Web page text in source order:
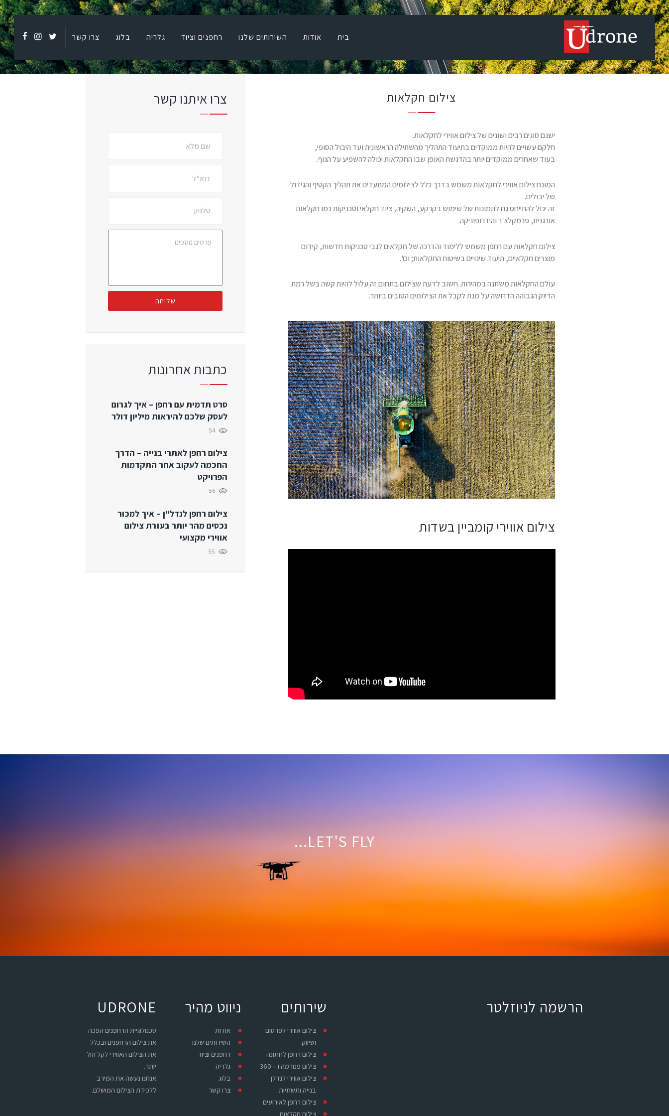
בית אודות השירותים שלנו רחפנים וציוד גלריה בלוג צרו קשר
בית
השירותים שלנו
גלריה
בלוג
צרו קשר
צילום חקלאות
ישנם סוגים רבים ושונים של צילום אווירי לחקלאות.
חלקם עשויים להיות ממוקדים בתיעוד התהליך מהשתילה הראשונית ועד היבול הסופי,
בעוד שאחרים ממוקדים יותר בהדגשת האופן שבו החקלאות יכולה להשפיע על הנוף.
המונח צילום אווירי לחקלאות משמש בדרך כלל לצילומים המתעדים את תהליך הקטיף והגידול
של יבולים.
זה יכול להתייחס גם לתמונות של שימוש בקרקע, השקיה, ציוד חקלאי וטכניקות כמו חקלאות
אורגנית, פרמקלצ'ר והידרופוניקה.
צילום חקלאות עם רחפן משמש ללימוד והדרכה של חקלאים לגבי טכניקות חדשות, קידום
מוצרים חקלאיים, תיעוד שינויים בשיטות החקלאות; וכו'.
עולם החקלאות משתנה במהירות. חשוב לדעת שצילום בתחום זה עלול להיות קשה בשל רמת
הדיוק הגבוהה הדרושה על מנת לקבל את הצילומים הטובים ביותר.
צילום אווירי קומביין בשדות
צרו איתנו קשר
שליחה
כתבות אחרונות
סרט תדמית עם רחפן – איך לגרום
לעסק שלכם להיראות מיליון דולר
54
צילום רחפן לאתרי בנייה – הדרך
החכמה לעקוב אחר התקדמות
הפרויקט
56
צילום רחפן לנדל"ן – איך למכור
נכסים מהר יותר בעזרת צילום
אווירי מקצועי
55
LET'S FLY...
UDRONE
טכנולוגיית הרחפנים הפכה
את צילום הרחפנים ובכלל
את הצילום האווירי לקל וזול
יותר.
אנחנו נעשה את המירב
ללכידת הצילום המושלם.
ניווט מהיר
אודות
השירותים שלנו
רחפנים וציוד
גלריה
בלוג
צרו קשר
שירותים
צילום אווירי לפרסום
ושיווק
צילום רחפן לחתונה
צילום פנורמה ו – 360
צילום אווירי לנדלן
בנייה ותשתיות
צילום רחפן לאירועים
צילום חקלאות
הרשמה לניוזלטר